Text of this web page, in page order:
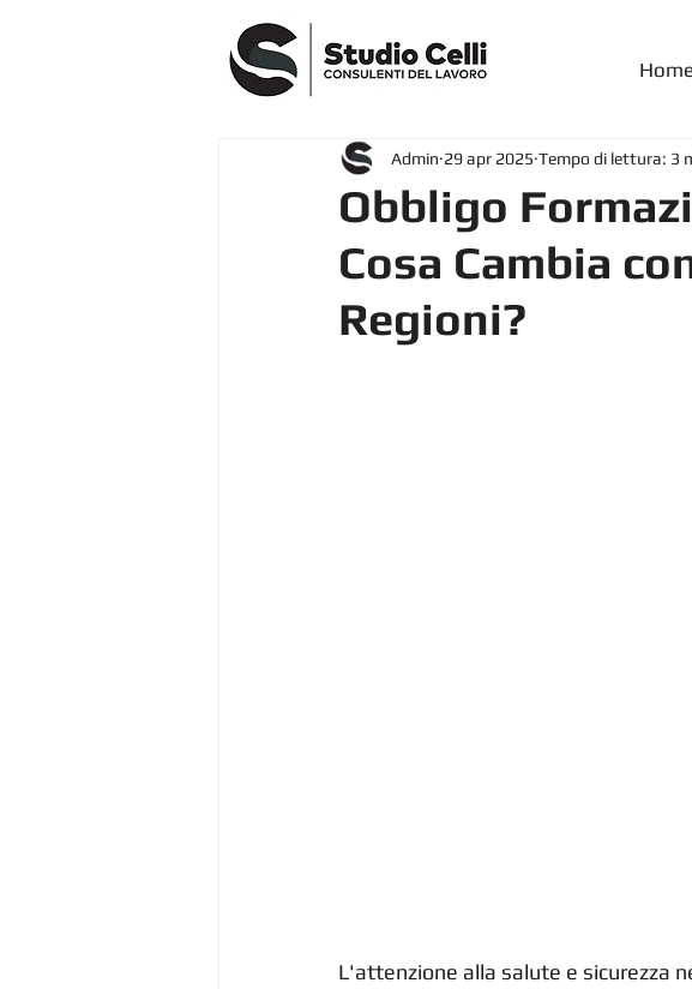
Home
Obbligo
Cosa Cambia
Regioni?
Admin 29 apr 2025 Tempo di lettura: 3
L'attenzione alla salute e sicurezza